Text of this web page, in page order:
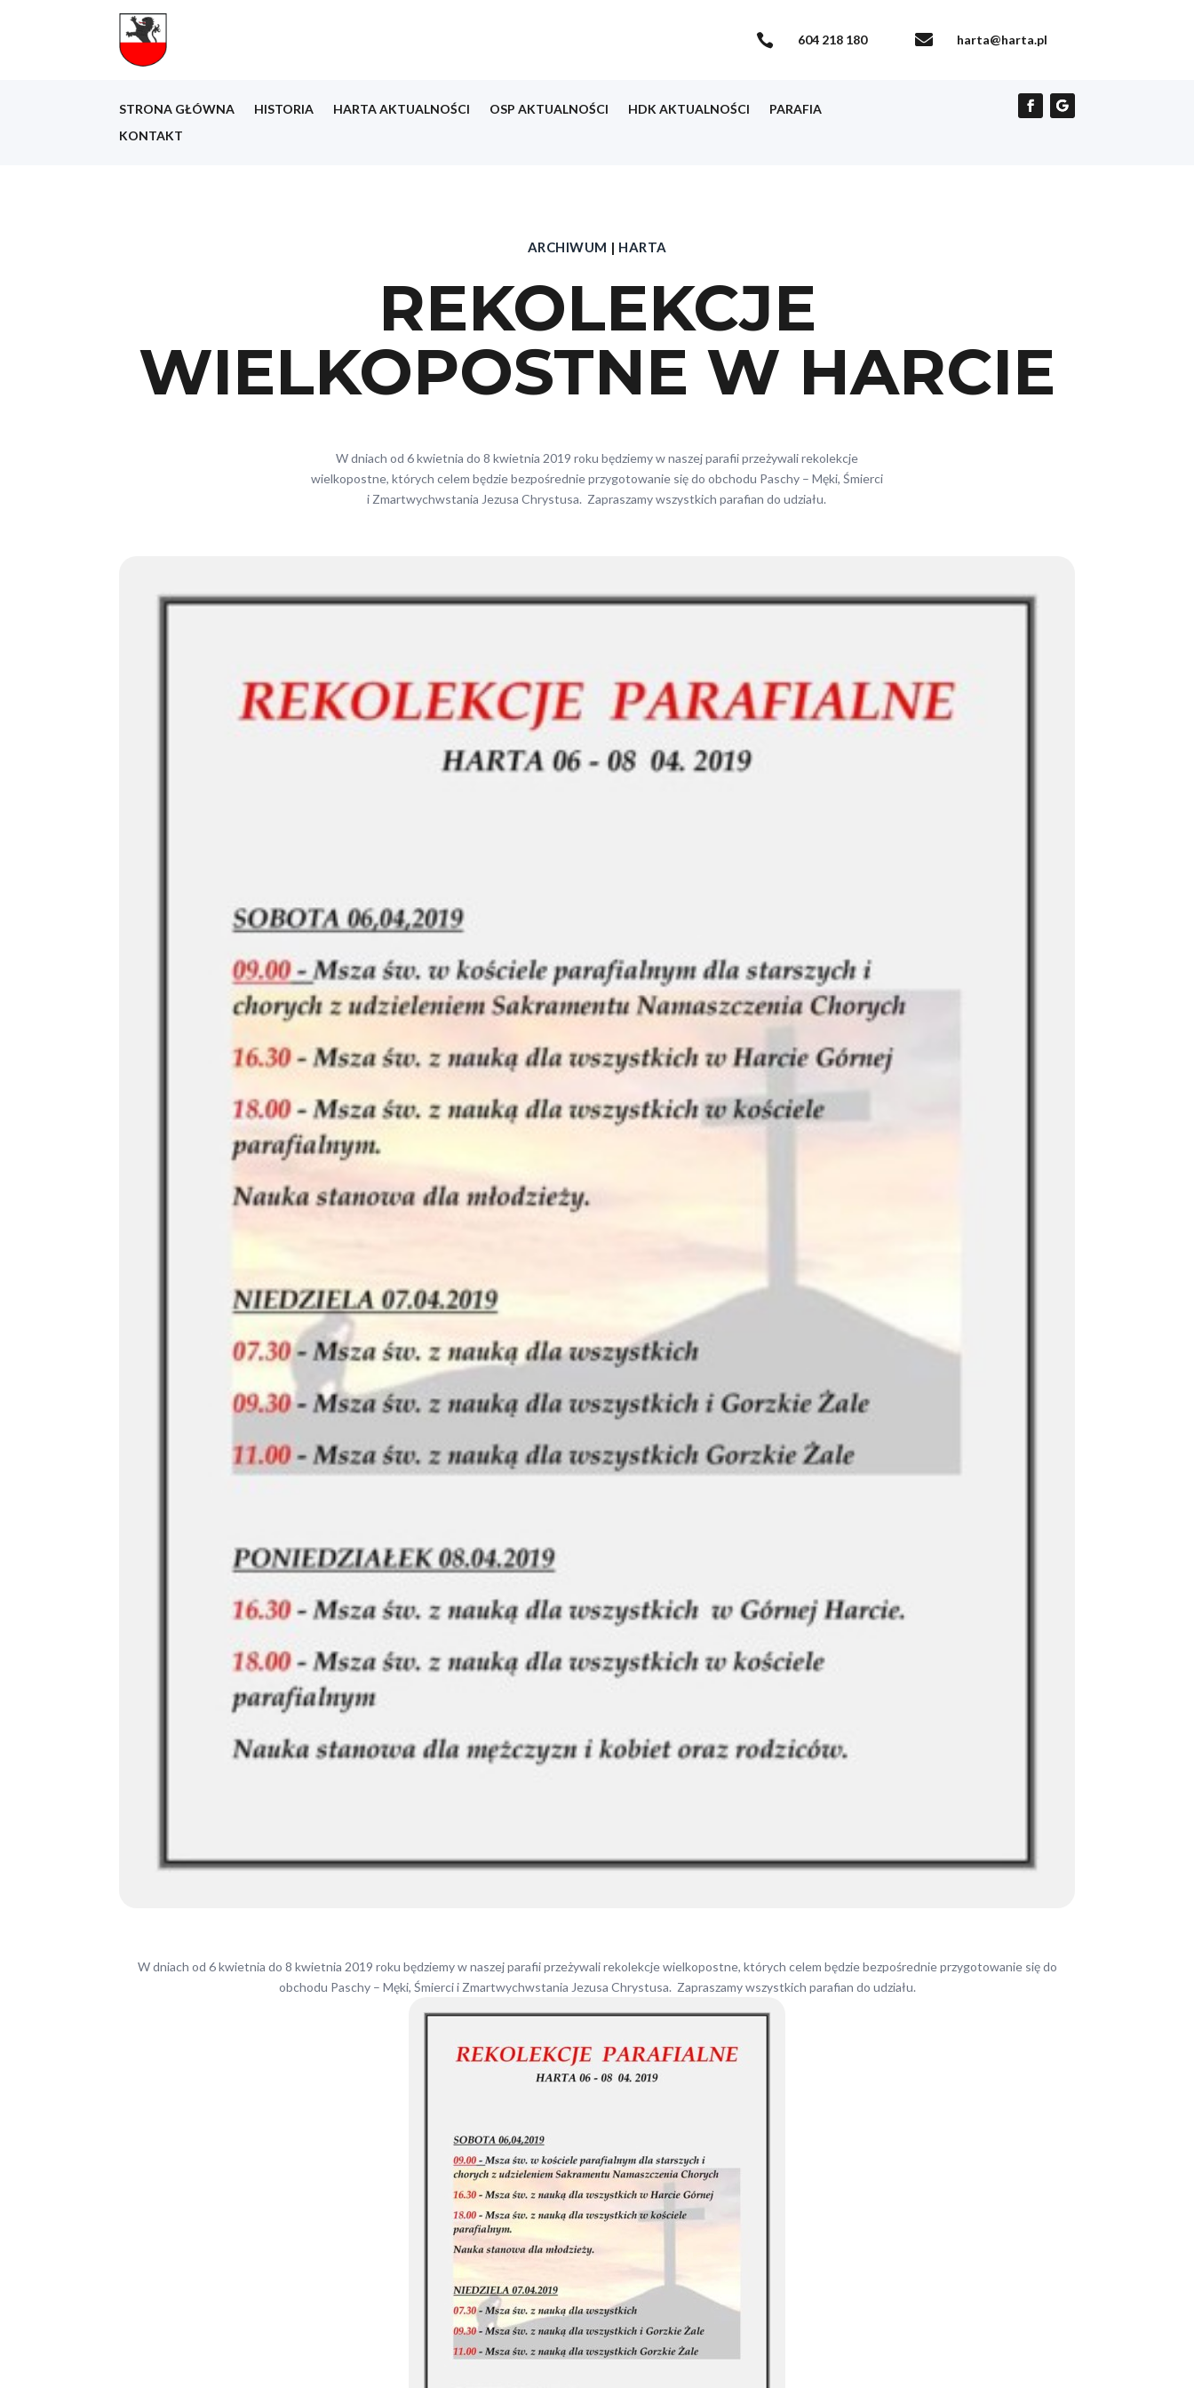
 604 218 180  harta@harta.pl
STRONA GŁÓWNA HISTORIA HARTA AKTUALNOŚCI OSP AKTUALNOŚCI HDK AKTUALNOŚCI
PARAFIA
KONTAKT
ARCHIWUM | HARTA
REKOLEKCJE
WIELKOPOSTNE W HARCIE
W dniach od 6 kwietnia do 8 kwietnia 2019 roku będziemy w naszej parafii przeżywali rekolekcje
wielkopostne, których celem będzie bezpośrednie przygotowanie się do obchodu Paschy – Męki, Śmierci
i Zmartwychwstania Jezusa Chrystusa. Zapraszamy wszystkich parafian do udziału.
W dniach od 6 kwietnia do 8 kwietnia 2019 roku będziemy w naszej parafii przeżywali rekolekcje wielkopostne, których celem będzie bezpośrednie przygotowanie się do
obchodu Paschy – Męki, Śmierci i Zmartwychwstania Jezusa Chrystusa. Zapraszamy wszystkich parafian do udziału.